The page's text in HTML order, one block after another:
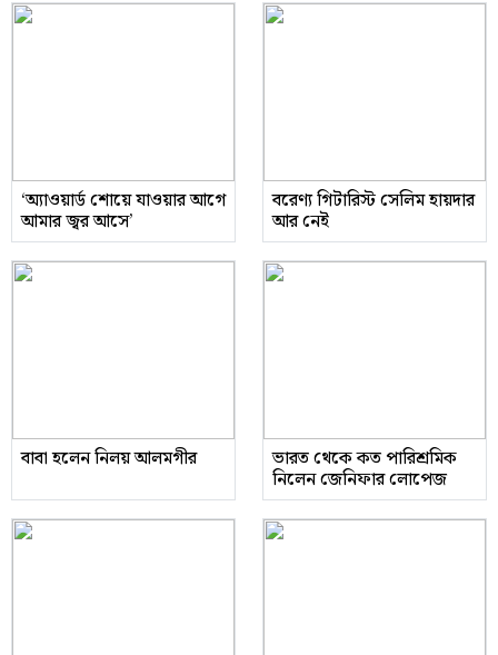
‘অ্যাওয়ার্ড শোয়ে যাওয়ার আগে
আমার জ্বর আসে’
বরেণ্য গিটারিস্ট সেলিম হায়দার
আর নেই
বাবা হলেন নিলয় আলমগীর ভারত থেকে কত পারিশ্রমিক
নিলেন জেনিফার লোপেজ